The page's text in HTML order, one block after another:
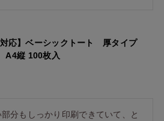
対応】ベーシックトート 厚タイプ
縦 100枚入
分もしっかり印刷できていて、と